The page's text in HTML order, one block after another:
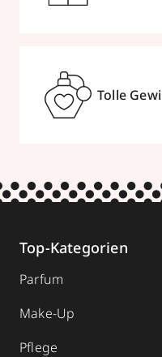
Tolle
Top-Kategorien
Parfum
Make-Up
Pflege